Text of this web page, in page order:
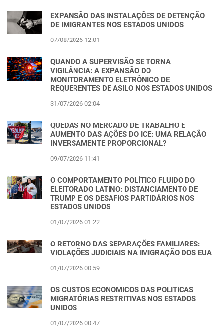
EXPANSÃO DAS INSTALAÇÕES DE DETENÇÃO
DE IMIGRANTES NOS ESTADOS UNIDOS
07/08/2026 12:01
QUANDO A SUPERVISÃO SE TORNA
VIGILÂNCIA: A EXPANSÃO DO
MONITORAMENTO ELETRÔNICO DE
REQUERENTES DE ASILO NOS ESTADOS UNIDOS
31/07/2026 02:04
QUEDAS NO MERCADO DE TRABALHO E
AUMENTO DAS AÇÕES DO ICE: UMA RELAÇÃO
INVERSAMENTE PROPORCIONAL?
09/07/2026 11:41
O COMPORTAMENTO POLÍTICO FLUIDO DO
ELEITORADO LATINO: DISTANCIAMENTO DE
TRUMP E OS DESAFIOS PARTIDÁRIOS NOS
ESTADOS UNIDOS
01/07/2026 01:22
O RETORNO DAS SEPARAÇÕES FAMILIARES:
VIOLAÇÕES JUDICIAIS NA IMIGRAÇÃO DOS EUA
01/07/2026 00:59
OS CUSTOS ECONÔMICOS DAS POLÍTICAS
MIGRATÓRIAS RESTRITIVAS NOS ESTADOS
UNIDOS
01/07/2026 00:47